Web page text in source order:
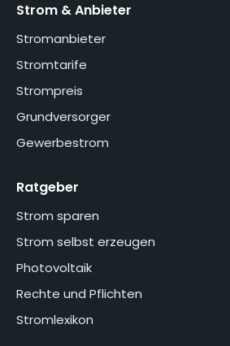
Strom & Anbieter
Stromanbieter
Stromtarife
Strompreis
Grundversorger
Gewerbestrom
Ratgeber
Strom sparen
Strom selbst erzeugen
Photovoltaik
Rechte und Pflichten
Stromlexikon